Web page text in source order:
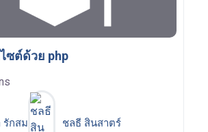
ซต์ด้วย php
กสม ชลธี สินสาตร์